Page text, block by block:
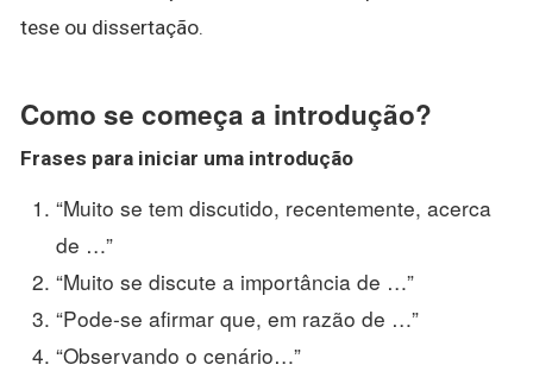
tese ou dissertação.
Como se começa a introdução?
Frases para iniciar uma introdução
“Muito se tem discutido, recentemente, acerca
de …”
“Muito se discute a importância de …”
“Pode-se afirmar que, em razão de …”
“Observando o cenário…”